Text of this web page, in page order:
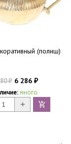
(полиш)
₽6 286 ₽
много